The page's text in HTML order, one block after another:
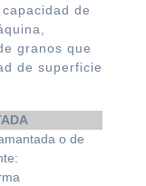
de
granos que
de superficie
o de